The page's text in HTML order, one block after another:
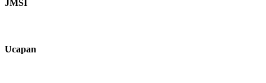
JMSI
Ucapan